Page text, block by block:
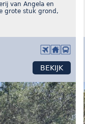
van Angela en
grote stuk grond,
BEKIJK